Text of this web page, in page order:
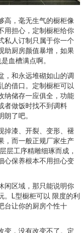
，毫无生气的橱柜像
用担心，定制橱柜给你
私人订制只属于你一个
助厨房颜值暴增，如果
血槽满点啊。
和永远堆砌如山的调
的借口。定制橱柜可以
纳储存一应俱全，功能
者做饭时找不到调料
了吧。
漆、开裂、变形、褪
，而一般正规厂家生产
层工序精雕细琢而成，
心保养根本不用担心变
区域，那只能说明你
。L型橱柜可以 限度的利
台让你的厨房个性十
，没有改变不了。定